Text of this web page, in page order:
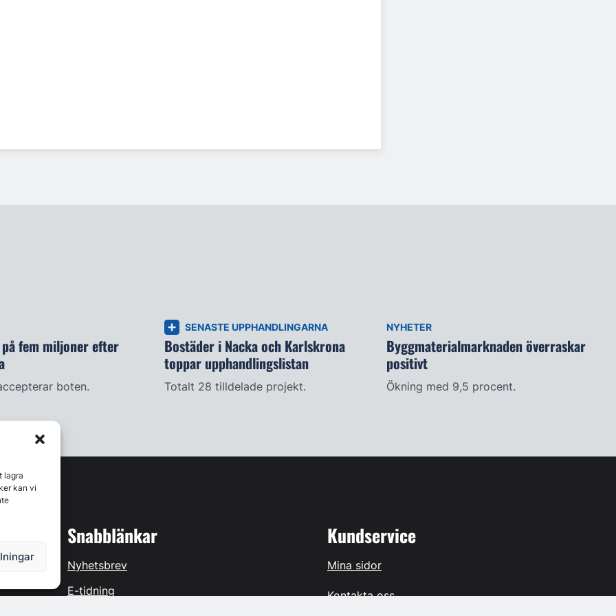
lagra
kan vi
på fem miljoner efter
boten.
SENASTE UPPHANDLINGARNA
Bostäder i Nacka och Karlskrona
toppar upphandlingslistan
Totalt 28 tilldelade projekt.
NYHETER
Byggmaterialmarknaden överraskar
positivt
Ökning med 9,5 procent.
Snabblänkar
Nyhetsbrev
E-tidning
Kundservice
Mina sidor
Kontakta oss